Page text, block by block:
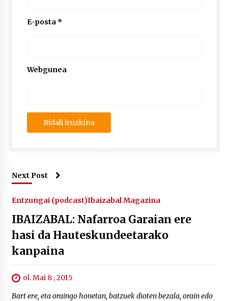
E-posta *
Webgunea
Next Post
Entzungai (podcast)Ibaizabal Magazina
IBAIZABAL: Nafarroa Garaian ere
hasi da Hauteskundeetarako
kanpaina
ol. Mai 8 , 2015
Bart ere, eta oraingo honetan, batzuek dioten bezala, orain edo